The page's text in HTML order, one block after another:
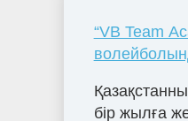
“VB Team
бір жылға